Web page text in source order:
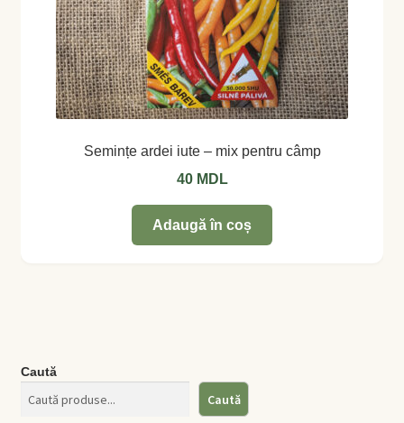
Semințe ardei iute – mix pentru câmp
40 MDL
Adaugă în coș
Caută
Caută